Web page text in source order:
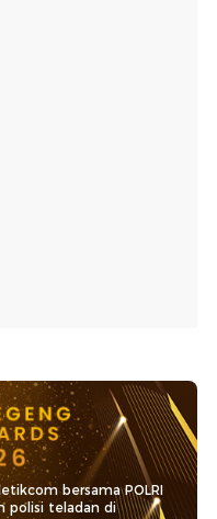
bersama POLRI
polisi teladan di